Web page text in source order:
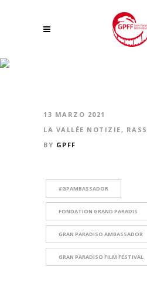
13 MARZO 2021
LA VALLÉE NOTIZIE,
BY GPFF
#GPAMBASSADOR
FONDATION GRAND PARADIS
GRAN PARADISO AMBASSADOR
GRAN PARADISO FILM FESTIVAL